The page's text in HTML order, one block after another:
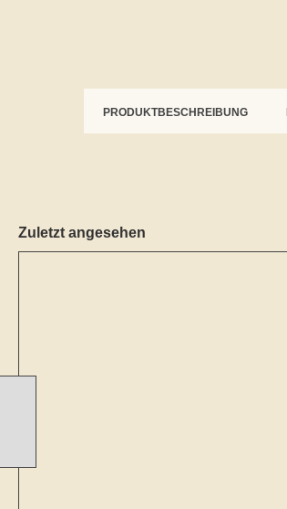
PRODUKTBESCHREIBUNG
Zuletzt angesehen